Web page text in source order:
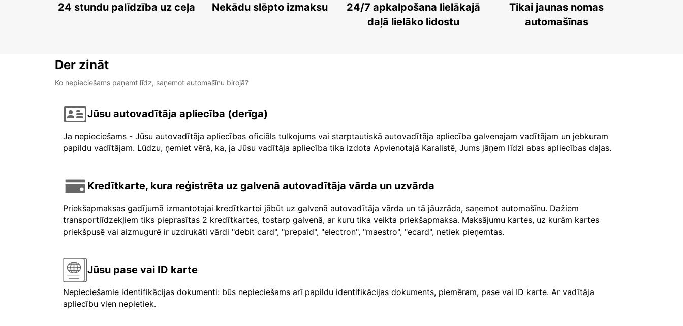
24 stundu palīdzība uz ceļa Nekādu slēpto izmaksu
24/7 apkalpošana lielākajā
daļā lielāko lidostu
Tikai jaunas nomas
automašīnas
Der zināt
Ko nepieciešams paņemt līdz, saņemot automašīnu birojā?
Jūsu autovadītāja apliecība (derīga)
Ja nepieciešams - Jūsu autovadītāja apliecības oficiāls tulkojums vai starptautiskā autovadītāja apliecība galvenajam vadītājam un jebkuram
papildu vadītājam. Lūdzu, ņemiet vērā, ka, ja Jūsu vadītāja apliecība tika izdota Apvienotajā Karalistē, Jums jāņem līdzi abas apliecības daļas.
Kredītkarte, kura reģistrēta uz galvenā autovadītāja vārda un uzvārda
Priekšapmaksas gadījumā izmantotajai kredītkartei jābūt uz galvenā autovadītāja vārda un tā jāuzrāda, saņemot automašīnu. Dažiem
transportlīdzekļiem tiks pieprasītas 2 kredītkartes, tostarp galvenā, ar kuru tika veikta priekšapmaksa. Maksājumu kartes, uz kurām kartes
priekšpusē vai aizmugurē ir uzdrukāti vārdi "debit card", "prepaid", "electron", "maestro", "ecard", netiek pieņemtas.
Jūsu pase vai ID karte
Nepieciešamie identifikācijas dokumenti: būs nepieciešams arī papildu identifikācijas dokuments, piemēram, pase vai ID karte. Ar vadītāja
apliecību vien nepietiek.